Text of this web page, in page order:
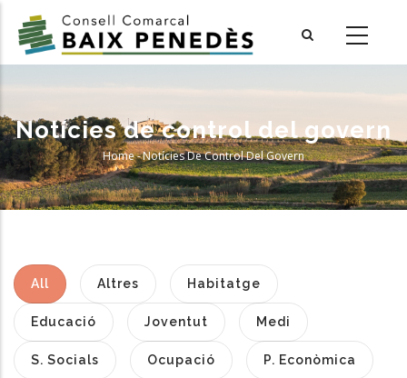
main
Notícies de control del govern
Breadcrumb
Home-Notícies De Control Del Govern
All Altres Habitatge
Educació Joventut Medi
S. Socials Ocupació P. Econòmica